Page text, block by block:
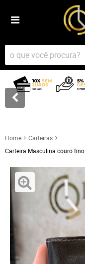
Home
Carteiras
Carteira Masculina couro